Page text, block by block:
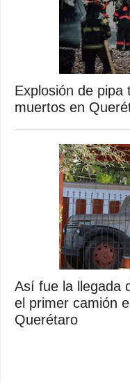
Explosión de pipa
muertos en
Así fue la llegada
el primer camión
Querétaro